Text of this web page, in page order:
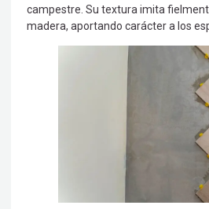
campestre. Su textura imita
madera, aportando carácter a los